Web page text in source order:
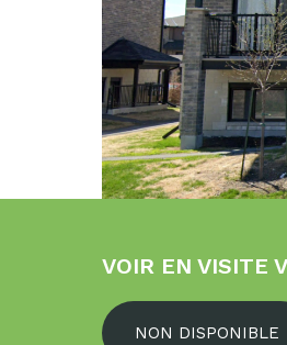
VOIR EN VISITE
NON DISPONIBLE